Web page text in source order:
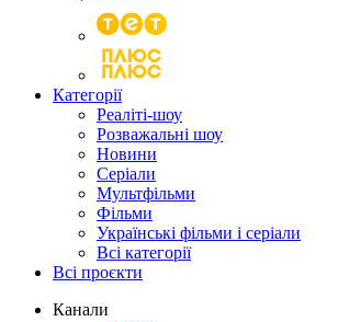
Категорії
Реаліті-шоу
Розважальні шоу
Новини
Серіали
Мультфільми
Фільми
Українські фільми і серіали
Всі категорії
Всі проєкти
Канали